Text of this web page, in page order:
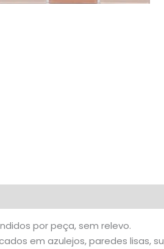
por peça, sem relevo.
em azulejos, paredes lisas,